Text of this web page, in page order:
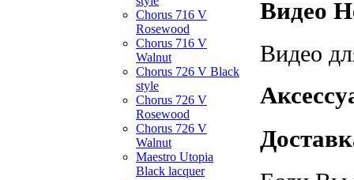
Chorus 716 V
Rosewood
Chorus 716 V
Walnut
Chorus 726 V Black
style
Chorus 726 V
Rosewood
Chorus 726 V
Walnut
Maestro Utopia
Black lacquer
Видео
Видео